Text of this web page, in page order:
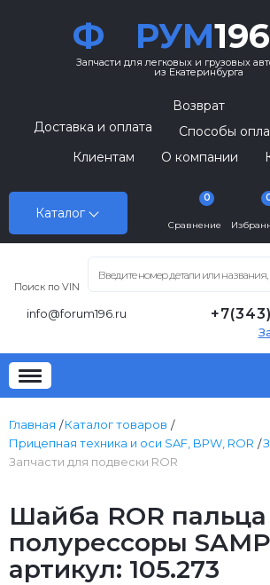
Ф РУМ196
Запчасти для легковых и грузовых
из Екатеринбурга
Каталог
Возврат
Доставка и оплата
Способы
Клиентам
О компании
Сравнение
0
Поиск по VIN
info@forum196.ru
Главная
Каталог товаров
Прицепная техника и оси SAF, BPW, ROR
Запчасти для подвески ROR
Шайба ROR пальца
полурессоры
артикул: 105.273